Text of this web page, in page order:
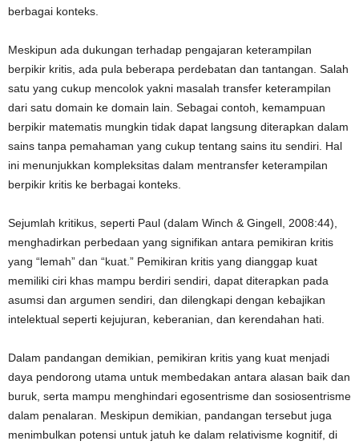
berbagai konteks.
Meskipun ada dukungan terhadap pengajaran keterampilan
berpikir kritis, ada pula beberapa perdebatan dan tantangan. Salah
satu yang cukup mencolok yakni masalah transfer keterampilan
dari satu domain ke domain lain. Sebagai contoh, kemampuan
berpikir matematis mungkin tidak dapat langsung diterapkan dalam
sains tanpa pemahaman yang cukup tentang sains itu sendiri. Hal
ini menunjukkan kompleksitas dalam mentransfer keterampilan
berpikir kritis ke berbagai konteks.
Sejumlah kritikus, seperti Paul (dalam Winch & Gingell, 2008:44),
menghadirkan perbedaan yang signifikan antara pemikiran kritis
yang “lemah” dan “kuat.” Pemikiran kritis yang dianggap kuat
memiliki ciri khas mampu berdiri sendiri, dapat diterapkan pada
asumsi dan argumen sendiri, dan dilengkapi dengan kebajikan
intelektual seperti kejujuran, keberanian, dan kerendahan hati.
Dalam pandangan demikian, pemikiran kritis yang kuat menjadi
daya pendorong utama untuk membedakan antara alasan baik dan
buruk, serta mampu menghindari egosentrisme dan sosiosentrisme
dalam penalaran. Meskipun demikian, pandangan tersebut juga
menimbulkan potensi untuk jatuh ke dalam relativisme kognitif, di